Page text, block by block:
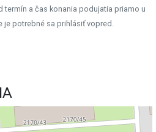
termín a čas konania podujatia priamo u
je potrebné sa prihlásiť vopred.